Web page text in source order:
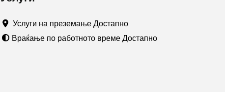
Услуги на преземање Достапно
Враќање по работното време Достапно